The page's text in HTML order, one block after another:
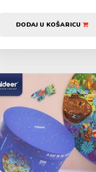
DODAJ U KOŠARICU